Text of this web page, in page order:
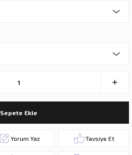
Sepete Ekle
Yorum Yaz Tavsiye Et